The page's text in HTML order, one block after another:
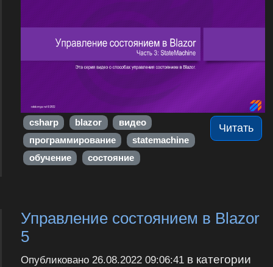
Читать
csharp blazor
видео
программирование
statemachine
обучение
состояние
Управление состоянием в Blazor
5
Опубликовано 26.08.2022 09:06:41в категории